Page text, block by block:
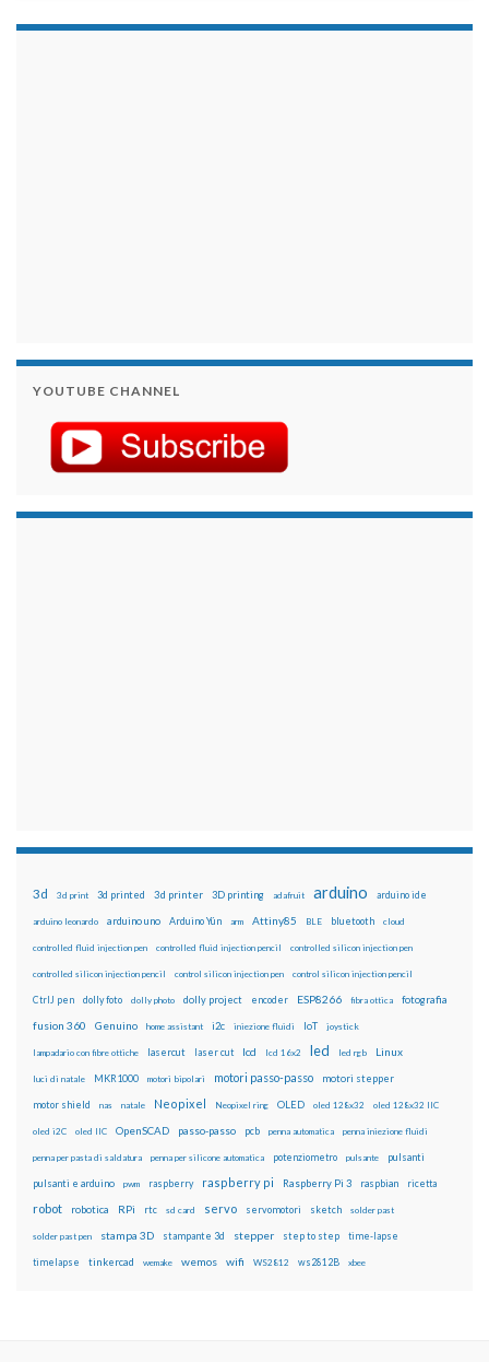
YOUTUBE CHANNEL
3d 3d print 3d printed 3d printer 3D printing adafruit arduino arduino ide
arduino leonardo arduino uno Arduino Yún arm Attiny85 BLE bluetooth cloud
controlled fluid injection pen controlled fluid injection pencil controlled silicon injection pen
controlled silicon injection pencil control silicon injection pen control silicon injection pencil
CtrlJ pen dolly foto dolly photo dolly project encoder ESP8266 fibra ottica fotografia
fusion 360 Genuino home assistant i2c iniezione fluidi IoT joystick
lampadario con fibre ottiche lasercut laser cut lcd lcd 16x2 led led rgb Linux
luci di natale MKR1000 motori bipolari motori passo-passo motori stepper
motor shield nas natale Neopixel Neopixel ring OLED oled 128x32 oled 128x32 IIC
oled i2C oled IIC OpenSCAD passo-passo pcb penna automatica penna iniezione fluidi
penna per pasta di saldatura penna per silicone automatica potenziometro pulsante pulsanti
pulsanti e arduino pwm raspberry raspberry pi Raspberry Pi 3 raspbian ricetta
robot robotica RPi rtc sd card servo servomotori sketch solder past
solder past pen stampa 3D stampante 3d stepper step to step time-lapse
timelapse tinkercad wemake wemos wifi WS2812 ws2812B xbee